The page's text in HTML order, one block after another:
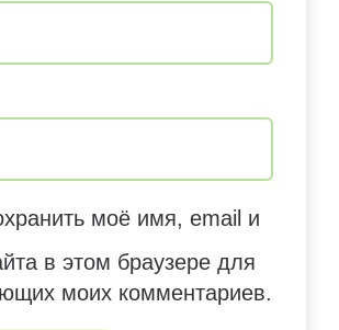
моё имя, email и
в этом браузере для
моих комментариев.